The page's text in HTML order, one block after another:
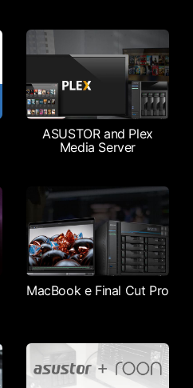
ASUSTOR and Plex
Media Server
MacBook e Final Cut Pro